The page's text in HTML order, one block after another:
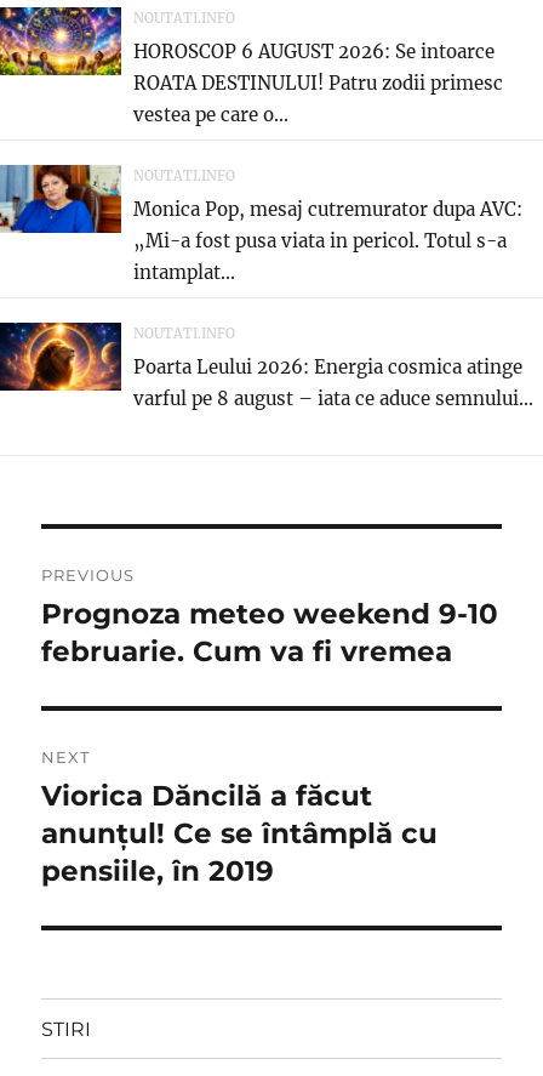
NOUTATI.INFO
HOROSCOP 6 AUGUST 2026: Se intoarce
ROATA DESTINULUI! Patru zodii primesc
vestea pe care o...
NOUTATI.INFO
Monica Pop, mesaj cutremurator dupa AVC:
„Mi-a fost pusa viata in pericol. Totul s-a
intamplat...
NOUTATI.INFO
Poarta Leului 2026: Energia cosmica atinge
varful pe 8 august – iata ce aduce semnului...
în
articole
PREVIOUS
Previous
post:
Prognoza meteo weekend 9-10
februarie. Cum va fi vremea
NEXT
Next
post:
Viorica Dăncilă a făcut
anunțul! Ce se întâmplă cu
pensiile, în 2019
STIRI